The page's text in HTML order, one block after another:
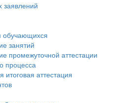
заявлений
обучающихся
занятий
промежуточной аттестации
процесса
итоговая аттестация